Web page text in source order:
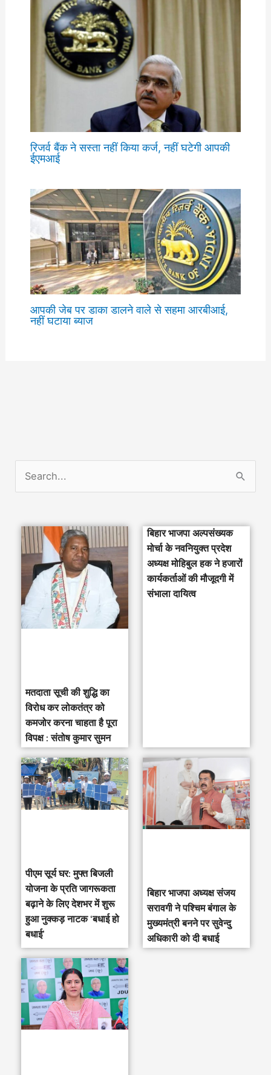
रिजर्व बैंक ने सस्ता नहीं किया कर्ज, नहीं घटेगी आपकी
ईएमआई
आपकी जेब पर डाका डालने वाले से सहमा आरबीआई,
नहीं घटाया ब्याज
मतदाता सूची की शुद्धि का
विरोध कर लोकतंत्र को
कमजोर करना चाहता है पूरा
विपक्ष : संतोष कुमार सुमन
बिहार भाजपा अल्पसंख्यक
मोर्चा के नवनियुक्त प्रदेश
अध्यक्ष मोहिबुल हक ने हजारों
कार्यकर्ताओं की मौजूदगी में
संभाला दायित्व
पीएम सूर्य घर: मुफ्त बिजली
योजना के प्रति जागरूकता
बढ़ाने के लिए देशभर में शुरू
हुआ नुक्कड़ नाटक ‘बधाई हो
बधाई’
‎बिहार भाजपा अध्यक्ष संजय
सरावगी ने पश्चिम बंगाल के
मुख्यमंत्री बनने पर सुवेन्दु
अधिकारी को दी बधाई